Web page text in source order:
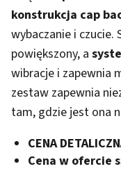
konstrukcja cap
wybaczanie i czucie.
powiększony, a
wibracje i zapewnia
zestaw zapewnia
tam, gdzie jest ona
CENA
Cena w ofercie